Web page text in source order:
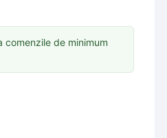
comenzile de minimum